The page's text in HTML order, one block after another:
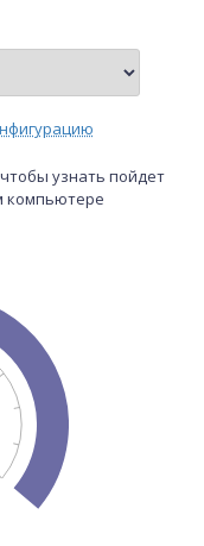
узнать пойдет
компьютере